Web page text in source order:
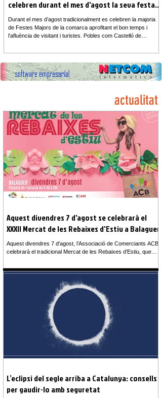
celebren durant el mes d'agost la seva festa
major
Durant el mes d’agost tradicionalment es celebren la majoria
de Festes Majors de la comarca aprofitant el bon temps i
l’afluència de visitant i turistes. Pobles com Castelló de
com Santa Linya, Àger, Sant Llorenç de Montgai, Les
la música i tot tipus d’activitats lúdiques i culturals.
actualitat
Aquest divendres 7 d'agost se celebrarà el
XXXII Mercat de les Rebaixes d'Estiu a Balaguer
Aquest divendres 7 d'agost, l’Associació de Comerciants ACB
celebrarà el tradicional Mercat de les Rebaixes d’Estiu, que
a preus d’escàndol i poder donar pas a la nova temporada. El
mati a les 19 h del vespre, i es podrà trobar grans descomptes
i diferents ofertes entre les parades de roba de dona, home i
nen/a, roba de la llar, calçat, complements,
L’eclipsi del segle arriba a Catalunya: consells
per gaudir-lo amb seguretat